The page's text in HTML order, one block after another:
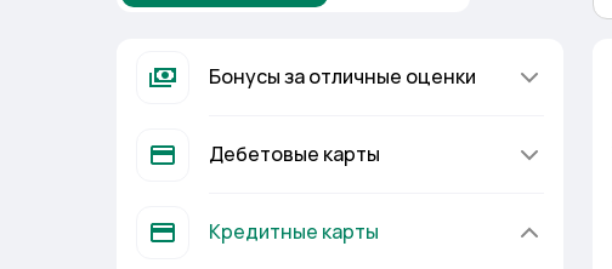
Бонусы за отличные оценки
Дебетовые карты
Кредитные карты